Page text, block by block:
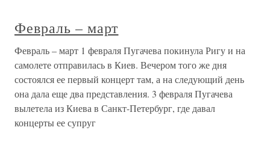
Февраль – март
Февраль – март 1 февраля Пугачева покинула Ригу и на
самолете отправилась в Киев. Вечером того же дня
состоялся ее первый концерт там, а на следующий день
она дала еще два представления. 3 февраля Пугачева
вылетела из Киева в Санкт-Петербург, где давал
концерты ее супруг